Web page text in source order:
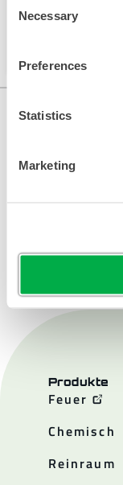
Selection
Necessary
Preferences
Statistics
Marketing
Dieses
Produkte
Feuer
Chemisch
Reinraum